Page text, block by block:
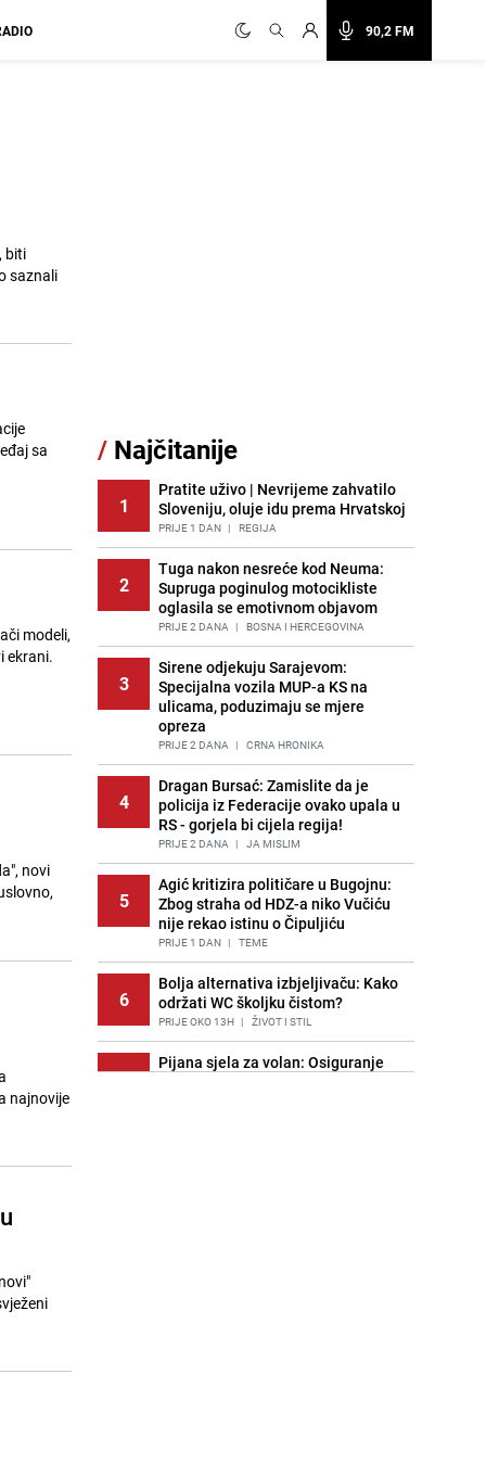
90,2 FM
biti
saznali
sa
modeli,
ekrani.
novi
najnovije
/ Najčitanije
1
Pratite uživo | Nevrijeme zahvatilo
Sloveniju, oluje idu prema Hrvatskoj
PRIJE 1 DAN | REGIJA
2
Tuga nakon nesreće kod Neuma:
Supruga poginulog motocikliste
oglasila se emotivnom objavom
PRIJE 2 DANA | BOSNA I HERCEGOVINA
3
Sirene odjekuju Sarajevom:
Specijalna vozila MUP-a KS na
ulicama, poduzimaju se mjere
opreza
PRIJE 2 DANA | CRNA HRONIKA
4
Dragan Bursać: Zamislite da je
policija iz Federacije ovako upala u
RS - gorjela bi cijela regija!
PRIJE 2 DANA | JA MISLIM
5
Agić kritizira političare u Bugojnu:
Zbog straha od HDZ-a niko Vučiću
nije rekao istinu o Čipuljiću
PRIJE 1 DAN | TEME
6
Bolja alternativa izbjeljivaču: Kako
održati WC školjku čistom?
PRIJE OKO 13H | ŽIVOT I STIL
7
Pijana sjela za volan: Osiguranje